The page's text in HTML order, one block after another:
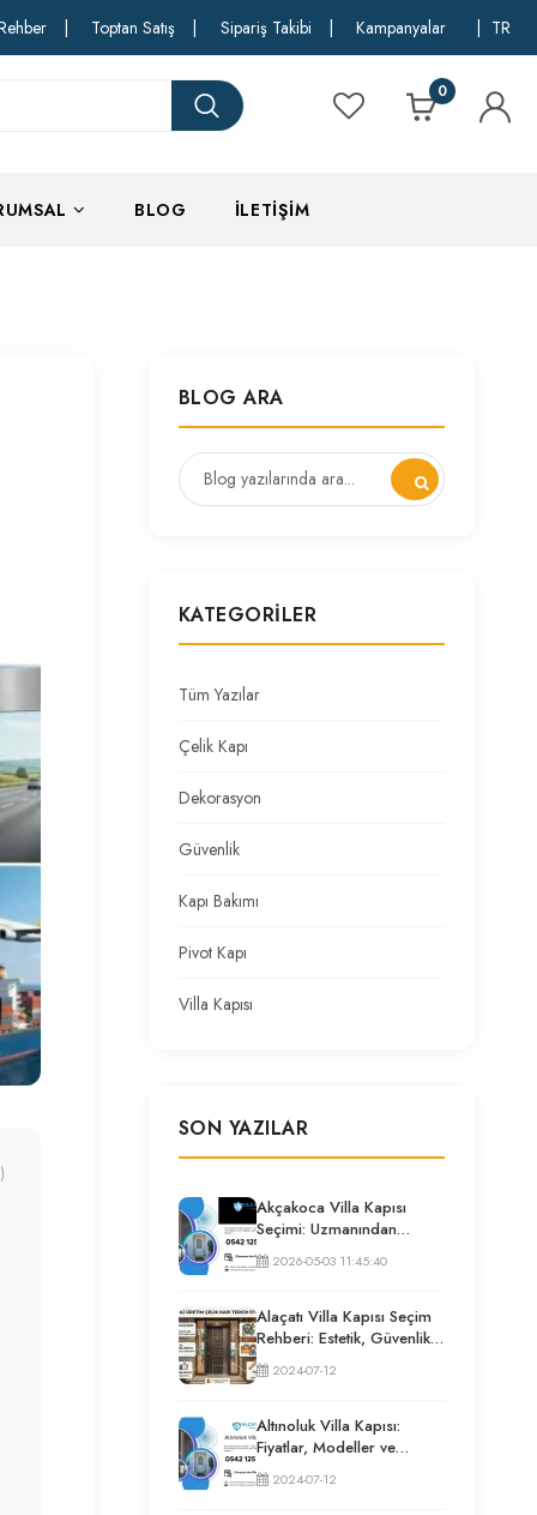
Toptan Satış Sipariş Takibi Kampanyalar TR
0
BLOG İLETIŞIM
BLOG ARA
KATEGORILER
Tüm Yazılar
Çelik Kapı
Dekorasyon
Güvenlik
Kapı Bakımı
Pivot Kapı
Villa Kapısı
SON YAZILAR
Akçakoca Villa Kapısı
Seçimi: Uzmanından
Güvenlik ve İzolasyon
Rehberi
2026-05-03 11:45:40
Alaçatı Villa Kapısı Seçim
Rehberi: Estetik, Güvenlik
ve Püf Noktaları
2024-07-12
Altınoluk Villa Kapısı:
Fiyatlar, Modeller ve
Uzman Seçim Rehberi
2024-07-12